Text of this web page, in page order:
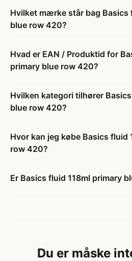
Hvilket mærke står bag Basics
blue row 420?
Hvad er EAN / Produktid for
primary blue row 420?
Hvilken kategori tilhører
blue row 420?
Hvor kan jeg købe Basics fluid
row 420?
Er Basics fluid 118ml primary
Du er måske